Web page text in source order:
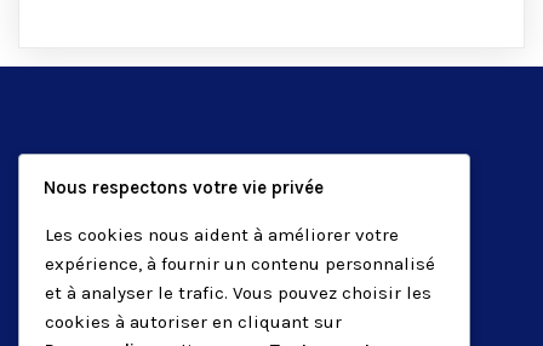
Home PSP
PlayStation Portable. Je fournis aux joueurs des
informations sur les jeux que j'ai testé.
Liens Utiles
Nous respectons votre vie privée
Les cookies nous aident à améliorer votre
expérience, à fournir un contenu personnalisé
et à analyser le trafic. Vous pouvez choisir les
cookies à autoriser en cliquant sur